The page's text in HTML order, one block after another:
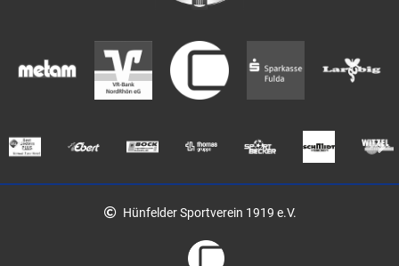
Hünfelder Sportverein 1919 e.V.